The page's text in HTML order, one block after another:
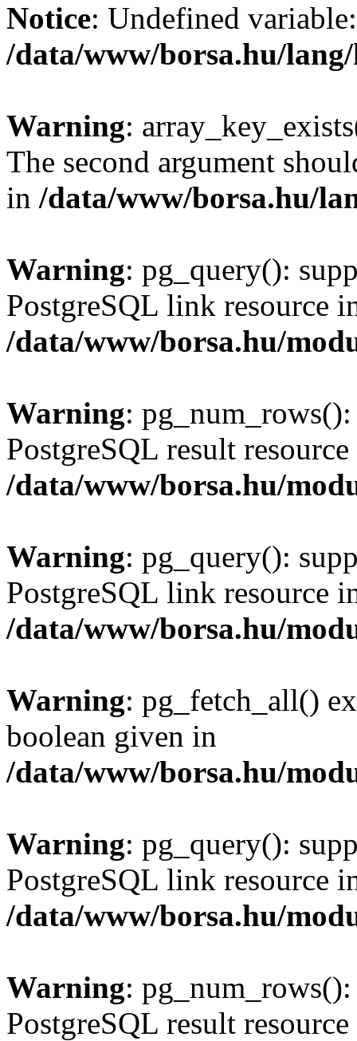
Notice: Undefined
/data/www/borsa.hu/
Warning:
The second argument
in /data/www/borsa.hu/
Warning: pg_query():
PostgreSQL link resource
/data/www/borsa.hu/
Warning:
PostgreSQL result
/data/www/borsa.hu/
Warning: pg_query():
PostgreSQL link resource
/data/www/borsa.hu/
Warning: pg_fetch_all()
boolean given in
/data/www/borsa.hu/
Warning: pg_query():
PostgreSQL link resource
/data/www/borsa.hu/
Warning:
PostgreSQL result